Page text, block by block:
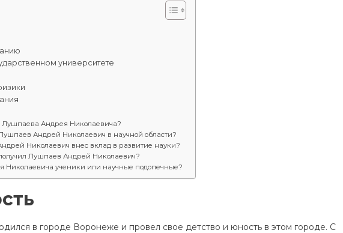
университете
Лушпаева Андрея Николаевича?
Андрей Николаевич в научной области?
Николаевич внес вклад в развитие науки?
Лушпаев Андрей Николаевич?
Николаевича ученики или научные подопечные?
в городе Воронеже и провел свое детство и юность в этом городе. С